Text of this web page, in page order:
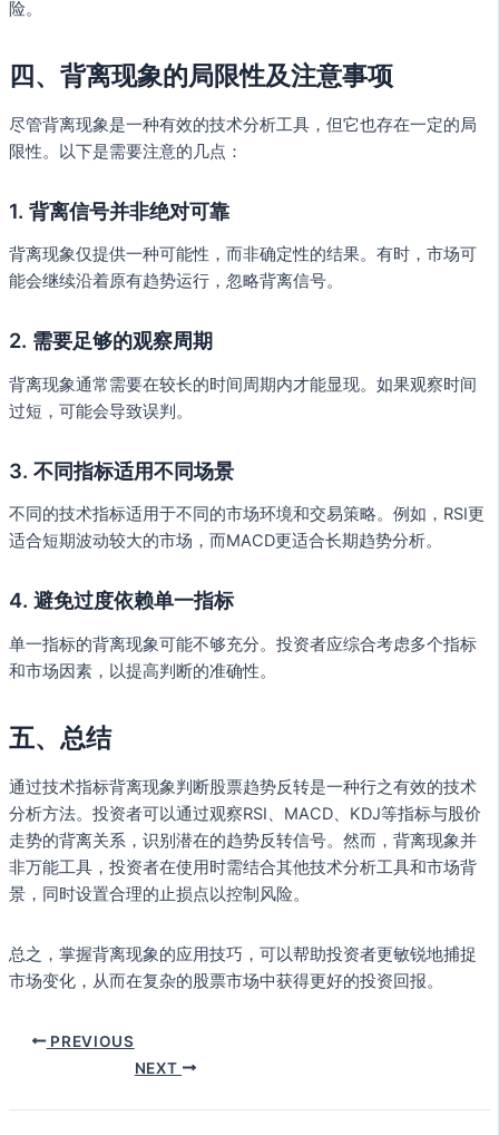
险。
四、背离现象的局限性及注意事项
尽管背离现象是一种有效的技术分析工具，但它也存在一定的局
限性。以下是需要注意的几点：
1. 背离信号并非绝对可靠
背离现象仅提供一种可能性，而非确定性的结果。有时，市场可
能会继续沿着原有趋势运行，忽略背离信号。
2. 需要足够的观察周期
背离现象通常需要在较长的时间周期内才能显现。如果观察时间
过短，可能会导致误判。
3. 不同指标适用不同场景
不同的技术指标适用于不同的市场环境和交易策略。例如，RSI更
适合短期波动较大的市场，而MACD更适合长期趋势分析。
4. 避免过度依赖单一指标
单一指标的背离现象可能不够充分。投资者应综合考虑多个指标
和市场因素，以提高判断的准确性。
五、总结
通过技术指标背离现象判断股票趋势反转是一种行之有效的技术
分析方法。投资者可以通过观察RSI、MACD、KDJ等指标与股价
走势的背离关系，识别潜在的趋势反转信号。然而，背离现象并
非万能工具，投资者在使用时需结合其他技术分析工具和市场背
景，同时设置合理的止损点以控制风险。
总之，掌握背离现象的应用技巧，可以帮助投资者更敏锐地捕捉
市场变化，从而在复杂的股票市场中获得更好的投资回报。
PREVIOUS
NEXT